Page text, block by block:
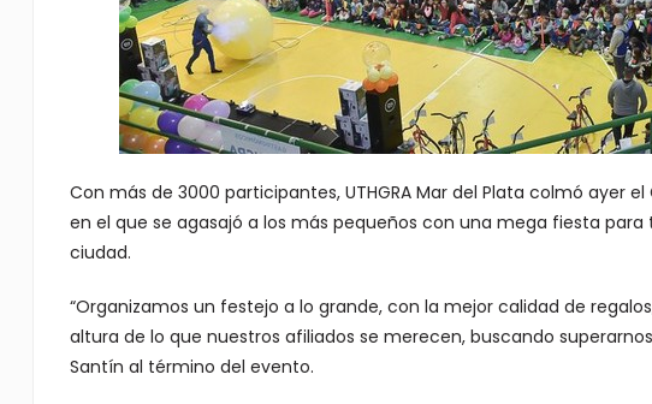
Con más de 3000 participantes, UTHGRA Mar del Plata colmó ayer
en el que se agasajó a los más pequeños con una mega fiesta
ciudad.
“Organizamos un festejo a lo grande, con la mejor calidad de
altura de lo que nuestros afiliados se merecen, buscando
Santín al término del evento.